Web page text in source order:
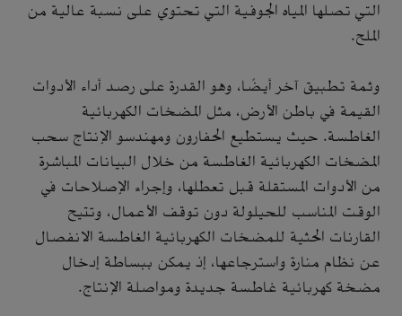
التي تصلها المياه الجوفية التي تحتوي على نسبة عالية من
الملح.
وثمة تطبيق آخر أيضًا، وهو القدرة على رصد أداء الأدوات
القيمة في باطن الأرض، مثل المضخات الكهربائية
الغاطسة. حيث يستطيع الحفارون ومهندسو الإنتاج سحب
المضخات الكهربائية الغاطسة من خلال البيانات المباشرة
من الأدوات المستقلة قبل تعطلها، وإجراء الإصلاحات في
الوقت المناسب للحيلولة دون توقف الأعمال، وتتيح
القارنات الحثية للمضخات الكهربائية الغاطسة الانفصال
عن نظام منارة واسترجاعها، إذ يمكن ببساطة إدخال
مضخة كهربائية غاطسة جديدة ومواصلة الإنتاج.